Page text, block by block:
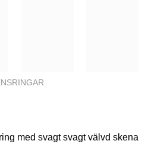
med svagt svagt välvd skena